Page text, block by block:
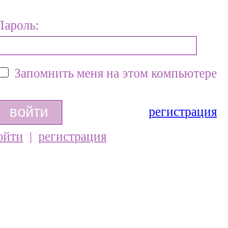
Запомнить меня на этом компьютере
регистрация
| регистрация